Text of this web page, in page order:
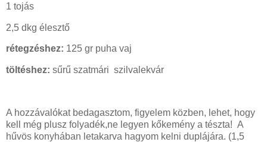
1 tojás
2,5 dkg élesztő
rétegzéshez: 125 gr puha vaj
töltéshez: sűrű szatmári szilvalekvár
A hozzávalókat bedagasztom, figyelem közben, lehet, hogy
kell még plusz folyadék,ne legyen kőkemény a tészta! A
hűvös konyhában letakarva hagyom kelni duplájára. (1,5